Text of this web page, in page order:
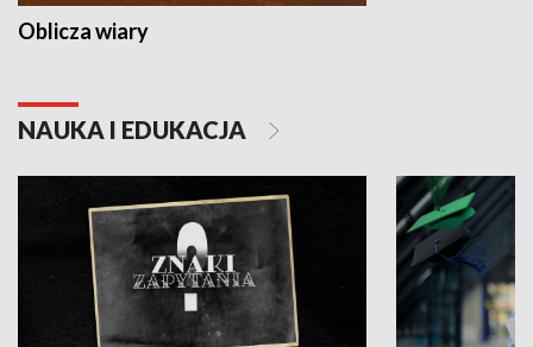
Oblicza wiary
NAUKA I EDUKACJA